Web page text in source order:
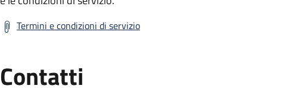
Termini e condizioni di servizio
Contatti